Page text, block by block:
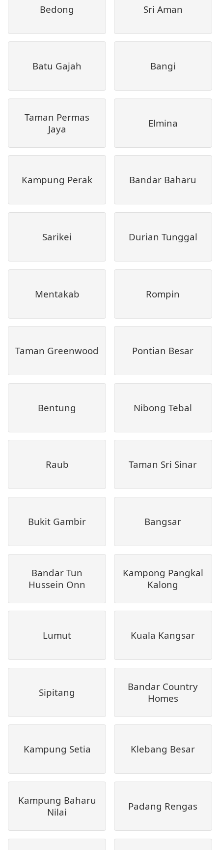
Bedong Sri Aman
Batu Gajah Bangi
Taman Permas
Jaya
Elmina
Kampung Perak Bandar Baharu
Sarikei Durian Tunggal
Mentakab Rompin
Taman Greenwood Pontian Besar
Bentung Nibong Tebal
Raub Taman Sri Sinar
Bukit Gambir Bangsar
Bandar Tun
Hussein Onn
Kampong Pangkal
Kalong
Lumut Kuala Kangsar
Sipitang
Bandar Country
Homes
Kampung Setia Klebang Besar
Kampung Baharu
Nilai
Padang Rengas